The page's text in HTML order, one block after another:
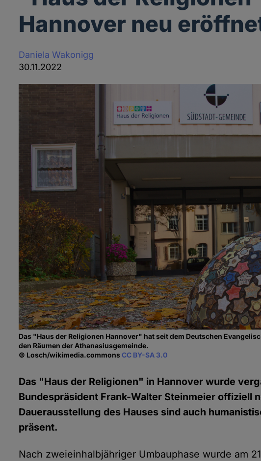
Hannover neu
Daniela Wakonigg
30.11.2022
Das "Haus der Religionen Hannover" hat seit dem Deutschen
den Räumen der Athanasiusgemeinde.
© Losch/wikimedia.commonsCC BY-SA 3.0
Das "Haus der Religionen" in Hannover wurde
Bundespräsident Frank-Walter Steinmeier offiziell
Dauerausstellung des Hauses sind auch
präsent.
Nach zweieinhalbjähriger Umbauphase wurde am